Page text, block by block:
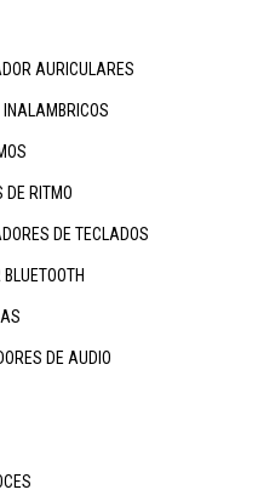
AURICULARES
DE RITMO
DE TECLADOS
DE AUDIO